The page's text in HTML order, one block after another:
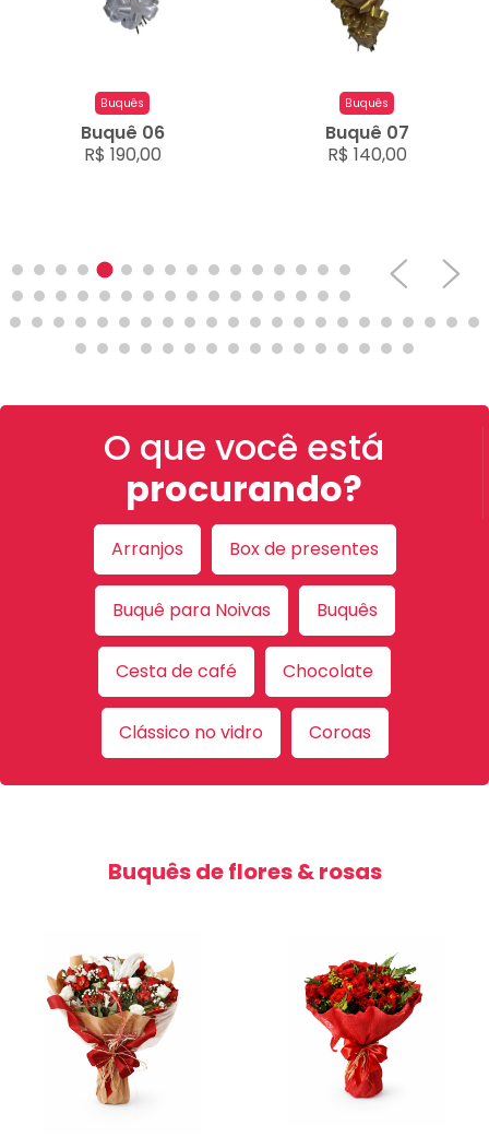
Buquês
Buquê 06
R$ 190,00
Buquês
Buquê 07
R$ 140,00
O que você está
procurando?
Arranjos Box de presentes
Buquê para Noivas Buquês
Cesta de café Chocolate
Clássico no vidro Coroas
Buquês de flores & rosas